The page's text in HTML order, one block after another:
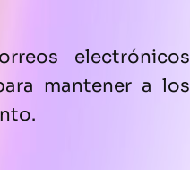
electrónicos
mantener a los